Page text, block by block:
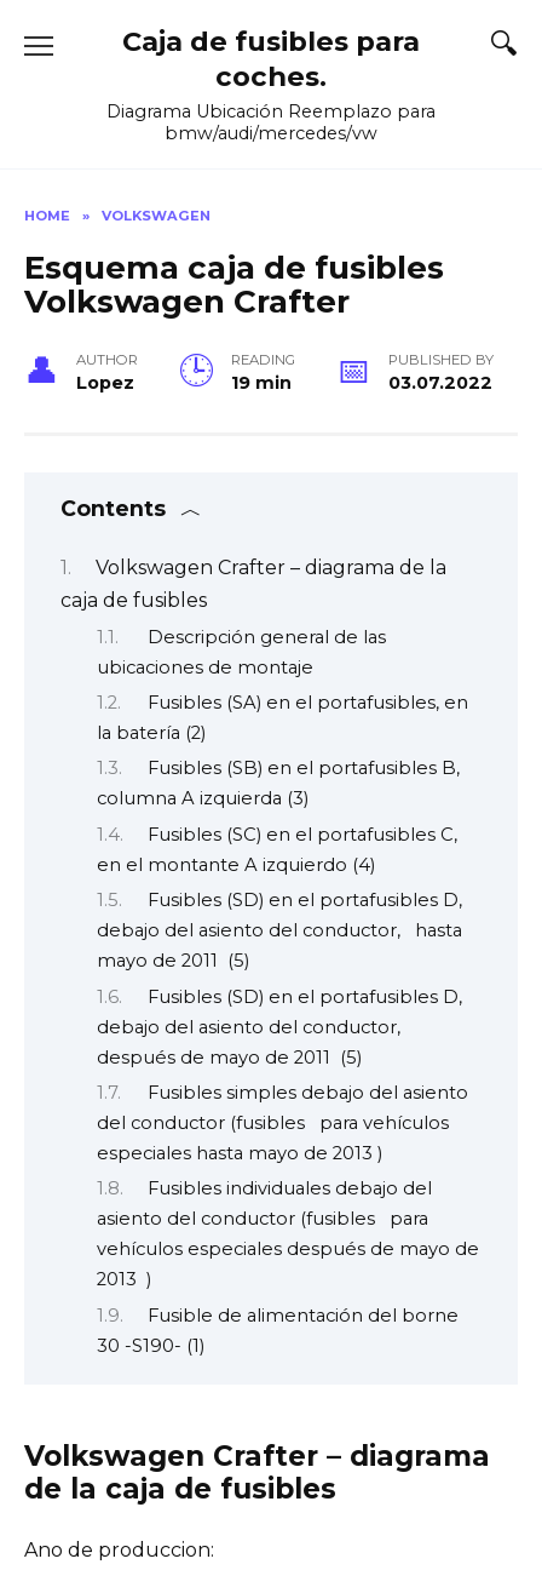
Caja de fusibles para
coches.
Diagrama Ubicación Reemplazo para
bmw/audi/mercedes/vw
HOME » VOLKSWAGEN
Esquema caja de fusibles
Volkswagen Crafter
AUTHOR
Lopez
READING
19 min
PUBLISHED BY
03.07.2022
Contents
Volkswagen Crafter – diagrama de la
caja de fusibles
Descripción general de las
ubicaciones de montaje
Fusibles (SA) en el portafusibles, en
la batería (2)
Fusibles (SB) en el portafusibles B,
columna A izquierda (3)
Fusibles (SC) en el portafusibles C,
en el montante A izquierdo (4)
Fusibles (SD) en el portafusibles D,
debajo del asiento del conductor, hasta
mayo de 2011 (5)
Fusibles (SD) en el portafusibles D,
debajo del asiento del conductor,
después de mayo de 2011 (5)
Fusibles simples debajo del asiento
del conductor (fusibles para vehículos
especiales hasta mayo de 2013 )
Fusibles individuales debajo del
asiento del conductor (fusibles para
vehículos especiales después de mayo de
2013 )
Fusible de alimentación del borne
30 -S190- (1)
Volkswagen Crafter – diagrama
de la caja de fusibles
Ano de produccion: